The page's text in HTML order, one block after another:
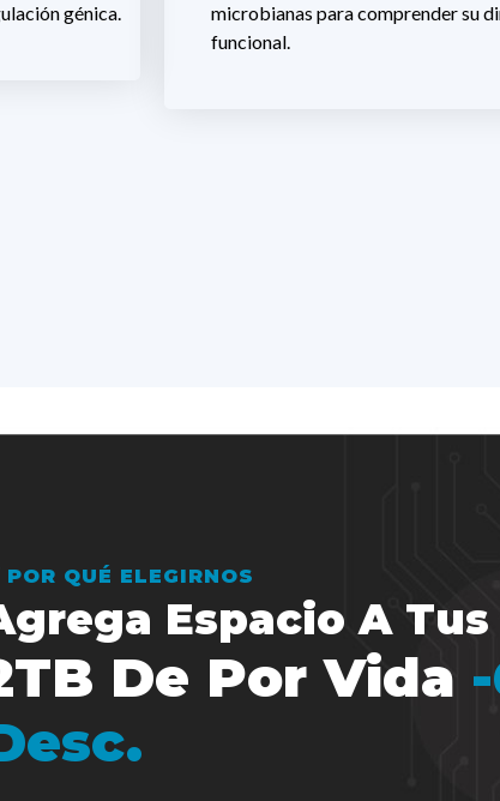
génica.
microbianas para comprender su
funcional.
QUÉ ELEGIRNOS
Espacio A
De Por Vida